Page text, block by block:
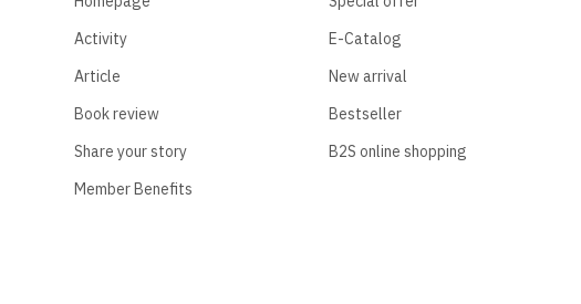
Activity
Article
Book review
Share your story
Member Benefits
E-Catalog
New arrival
Bestseller
B2S online shopping